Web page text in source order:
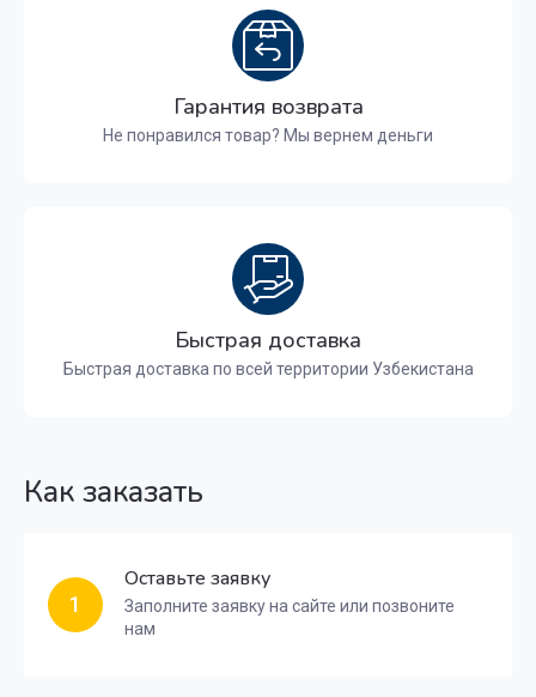
Гарантия возврата
Не понравился товар? Мы вернем деньги
Быстрая доставка
Быстрая доставка по всей территории Узбекистана
Как заказать
1
Оставьте заявку
Заполните заявку на сайте или позвоните
нам